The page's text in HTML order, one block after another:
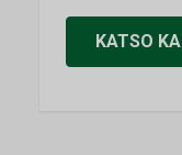
KATSO